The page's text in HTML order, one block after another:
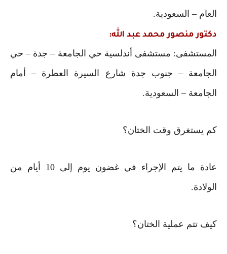
العام – السعودية.
دكتور منصور محمد عبد الله:
المستشفى: مستشفى أندلسية حي الجامعة – جدة – حي
الجامعة – جنوب جدة شارع السيرة العطرة – أمام
الجامعة – السعودية.
كم يستغرق وقت الختان؟
عادة ما يتم الإجراء في غضون يوم إلى 10 أيام من
الولادة.
كيف تتم عملية الختان؟